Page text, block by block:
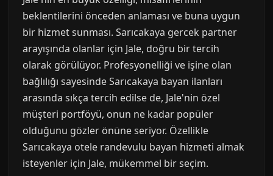
beklentilerini önceden anlaması ve buna uygun
bir hizmet sunması. Sarıcakaya gercek partner
arayışında olanlar için Jale, doğru bir tercih
olarak görülüyor. Profesyonelliği ve işine olan
bağlılığı sayesinde Sarıcakaya bayan ilanları
arasında sıkça tercih edilse de, Jale'nin özel
müşteri portföyü, onun ne kadar popüler
olduğunu gözler önüne seriyor. Özellikle
Sarıcakaya otele randevulu bayan hizmeti almak
isteyenler için Jale, mükemmel bir seçim.